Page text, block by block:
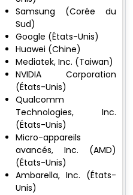
Samsung (Corée du
Sud)
Google (États-Unis)
Huawei (Chine)
Mediatek, Inc. (Taiwan)
NVIDIA Corporation
(États-Unis)
Qualcomm
Technologies, Inc.
(États-Unis)
Micro-appareils
avancés, Inc. (AMD)
(États-Unis)
Ambarella, Inc. (États-
Unis)